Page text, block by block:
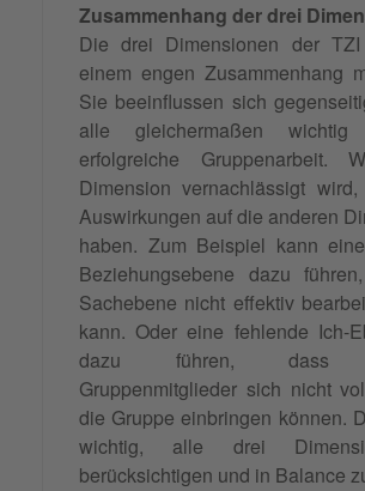
Zusammenhang der drei
Die drei Dimensionen der
einem engen Zusammenhang
Sie beeinflussen sich
alle gleichermaßen
erfolgreiche Gruppenarbeit.
Dimension vernachlässigt
Auswirkungen auf die anderen
haben. Zum Beispiel kann
Beziehungsebene dazu
Sachebene nicht effektiv
kann. Oder eine fehlende Ich-
dazu führen, dass
Gruppenmitglieder sich nicht
die Gruppe einbringen können.
wichtig, alle drei
berücksichtigen und in Balance